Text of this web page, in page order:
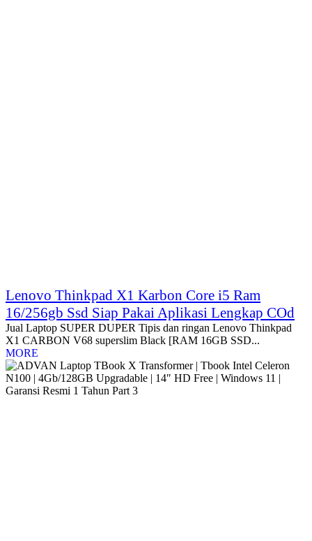
Lenovo Thinkpad X1 Karbon Core i5 Ram
16/256gb Ssd Siap Pakai Aplikasi Lengkap COd
Jual Laptop SUPER DUPER Tipis dan ringan Lenovo Thinkpad
X1 CARBON V68 superslim Black [RAM 16GB SSD...
MORE